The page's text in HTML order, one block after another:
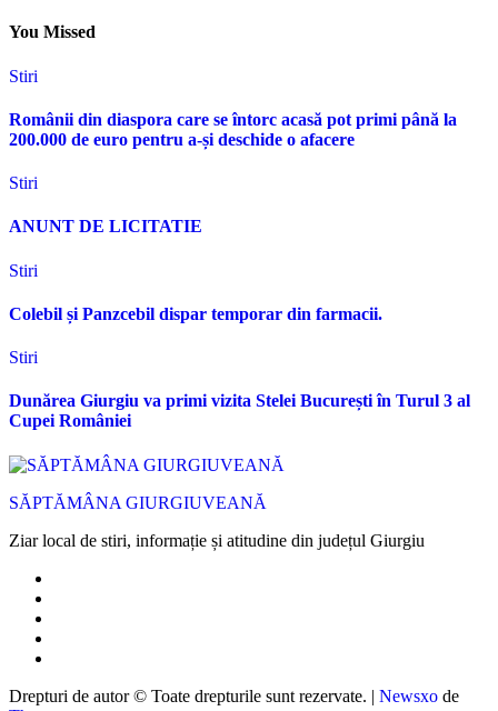
You Missed
Stiri
Românii din diaspora care se întorc acasă pot primi până la
200.000 de euro pentru a-și deschide o afacere
Stiri
ANUNT DE LICITATIE
Stiri
Colebil și Panzcebil dispar temporar din farmacii.
Stiri
Dunărea Giurgiu va primi vizita Stelei București în Turul 3 al
Cupei României
SĂPTĂMÂNA GIURGIUVEANĂ
Ziar local de stiri, informație și atitudine din județul Giurgiu
Drepturi de autor © Toate drepturile sunt rezervate. | Newsxo de